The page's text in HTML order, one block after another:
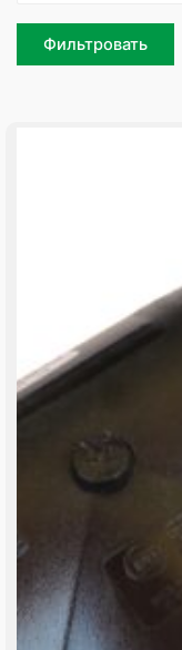
Фильтровать